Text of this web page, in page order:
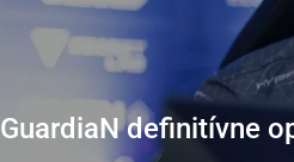
GuardiaN definitívne